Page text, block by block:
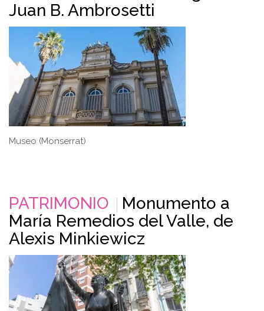
Juan B. Ambrosetti
Museo (Monserrat)
PATRIMONIO
Monumento a
María Remedios del Valle, de
Alexis Minkiewicz